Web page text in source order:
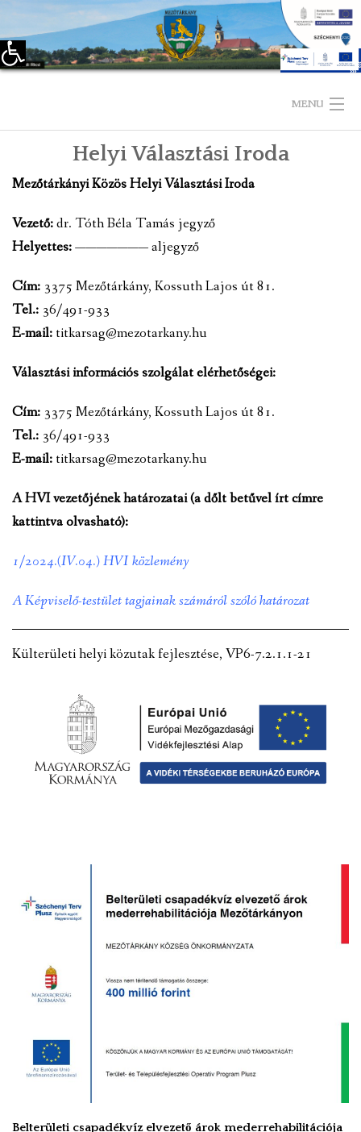
Eszköztár megnyitása
MENU
KEZDŐLAP
TELEPÜLÉSÜNKRŐL
ÖNKORMÁNYZAT
VÁLASZTÁSI INFORMÁCIÓK
NEMZETISÉGI ÖNKORMÁNYZAT
TÁRSULÁS
PÁLYÁZATOK
Helyi Választási Iroda
Mezőtárkányi Közös Helyi Választási Iroda
Vezető:dr. Tóth Béla Tamás jegyző
Helyettes:——————— aljegyző
Cím: 3375 Mezőtárkány, Kossuth Lajos út 81.
Tel.: 36/491-933
E-mail: titkarsag@mezotarkany.hu
Választási információs szolgálat elérhetőségei:
Cím: 3375 Mezőtárkány, Kossuth Lajos út 81.
Tel.: 36/491-933
E-mail: titkarsag@mezotarkany.hu
A HVI vezetőjének határozatai (a dőlt betűvel írt címre
kattintva olvasható):
1/2024.(IV.04.) HVI közlemény
A Képviselő-testület tagjainak számáról szóló határozat
Külterületi helyi közutak fejlesztése, VP6-7.2.1.1-21
Belterületi csapadékvíz elvezető árok mederrehabilitációja